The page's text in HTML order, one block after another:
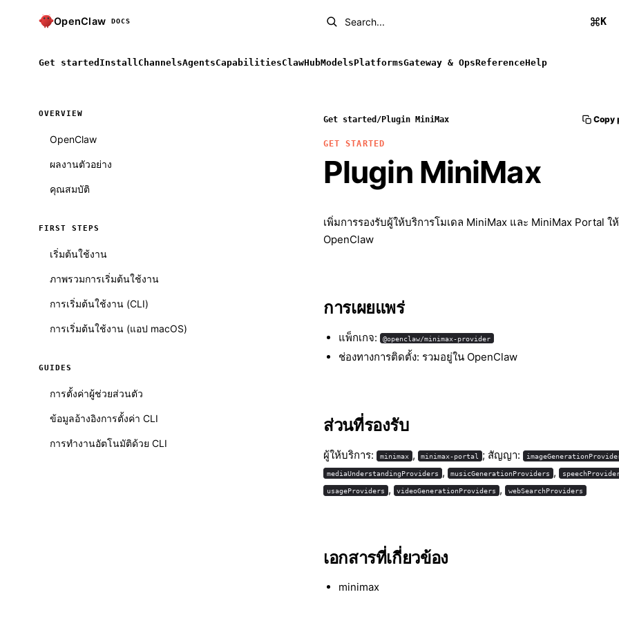
OpenClaw DOCS Search... K
Get started Install ChannelsAgentsCapabilitiesClawHubModelsPlatformsGateway & OpsReferenceHelp
OVERVIEW
OpenClaw
ผลงานตัวอย่าง
คุณสมบัติ
FIRST STEPS
เริ่มต้นใช้งาน
ภาพรวมการเริ่มต้นใช้งาน
การเริ่มต้นใช้งาน (CLI)
การเริ่มต้นใช้งาน (แอป macOS)
GUIDES
การตั้งค่าผู้ช่วยส่วนตัว
ข้อมูลอ้างอิงการตั้งค่า CLI
การทำงานอัตโนมัติด้วย CLI
Get started /Plugin MiniMax Copy
GET STARTED
Plugin MiniMax
เพิ่มการรองรับผู้ให้บริการโมเดล MiniMax และ MiniMax Portal ใ
OpenClaw
การเผยแพร่
แพ็กเกจ: @openclaw/minimax-provider
ช่องทางการติดตั้ง: รวมอยู่ใน OpenClaw
ส่วนที่รองรับ
ผู้ให้บริการ: minimax , minimax-portal ; สัญญา:
mediaUnderstandingProviders , musicGenerationProviders ,
usageProviders , videoGenerationProviders , webSearchProviders
เอกสารที่เกี่ยวข้อง
minimax